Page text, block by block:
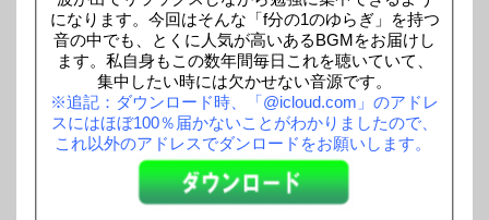
になります。今回はそんな「f分の1のゆらぎ」を持つ
音の中でも、とくに人気が高いあるBGMをお届けし
ます。私自身もこの数年間毎日これを聴いていて、
集中したい時には欠かせない音源です。
※追記：ダウンロード時、「@icloud.com」のアドレ
スにはほぼ100％届かないことがわかりましたので、
これ以外のアドレスでダンロードをお願いします。